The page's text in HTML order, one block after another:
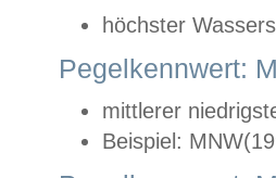
höchster
Pegelkennwert:
mittlerer
Beispiel: